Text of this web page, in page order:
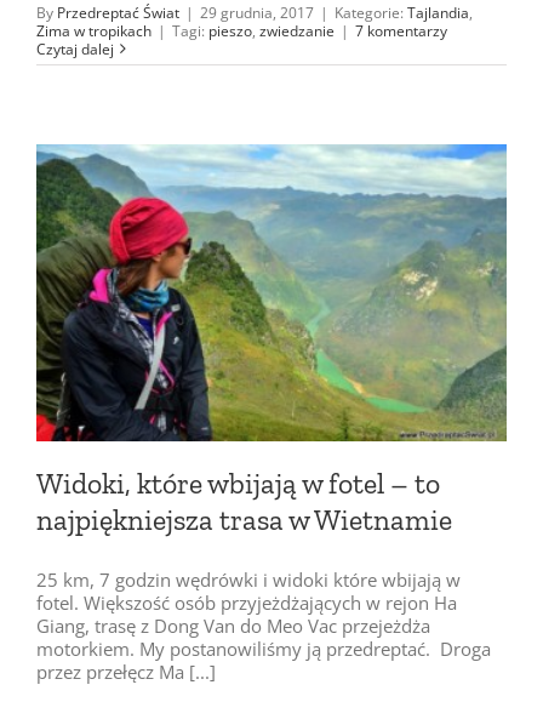
By Przedreptać Świat | 29 grudnia, 2017 | Kategorie: Tajlandia,
Zima w tropikach | Tagi: pieszo, zwiedzanie | 7 komentarzy
Czytaj dalej
Widoki, które wbijają w fotel – to
najpiękniejsza trasa w Wietnamie
25 km, 7 godzin wędrówki i widoki które wbijają w
fotel. Większość osób przyjeżdżających w rejon Ha
Giang, trasę z Dong Van do Meo Vac przejeżdża
motorkiem. My postanowiliśmy ją przedreptać. Droga
przez przełęcz Ma [...]